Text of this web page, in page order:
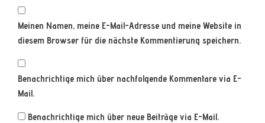
Meinen Namen, meine E-Mail-Adresse und meine Website in
diesem Browser für die nächste Kommentierung speichern.
Benachrichtige mich über nachfolgende Kommentare via E-
Mail.
Benachrichtige mich über neue Beiträge via E-Mail.